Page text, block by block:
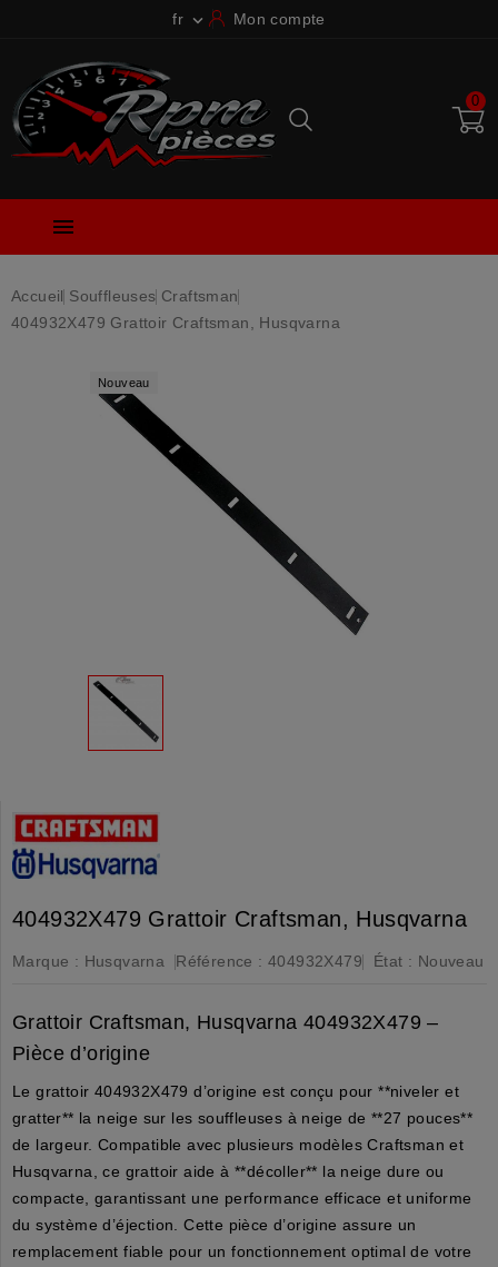
fr  Mon compte
0

Accueil Souffleuses Craftsman
404932X479 Grattoir Craftsman, Husqvarna
Nouveau
404932X479 Grattoir Craftsman, Husqvarna
Marque : Husqvarna Référence : 404932X479 État : Nouveau
Grattoir Craftsman, Husqvarna 404932X479 –
Pièce d’origine
Le grattoir 404932X479 d’origine est conçu pour **niveler et
gratter** la neige sur les souffleuses à neige de **27 pouces**
de largeur. Compatible avec plusieurs modèles Craftsman et
Husqvarna, ce grattoir aide à **décoller** la neige dure ou
compacte, garantissant une performance efficace et uniforme
du système d’éjection. Cette pièce d’origine assure un
remplacement fiable pour un fonctionnement optimal de votre